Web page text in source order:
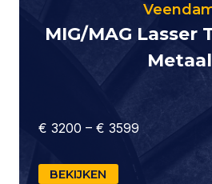
MIG/MAG Lasser
Metaal
€ 3200 – € 3599
BEKIJKEN